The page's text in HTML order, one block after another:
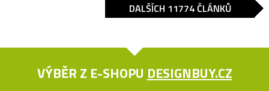
DALŠÍCH 11774 ČLÁNKŮ
VÝBĚR Z E-SHOPU DESIGNBUY.CZ